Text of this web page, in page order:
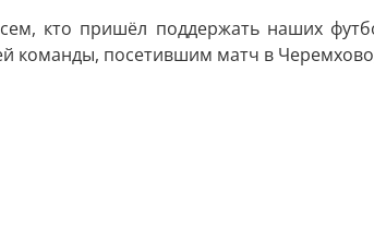
кто пришёл поддержать наших
команды, посетившим матч в